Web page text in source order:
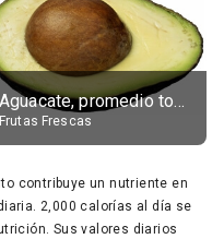
Aguacate, promedio todos variedades, crudo
Frutas Frescas
contribuye un nutriente en
2,000 calorías al día se
Sus valores diarios